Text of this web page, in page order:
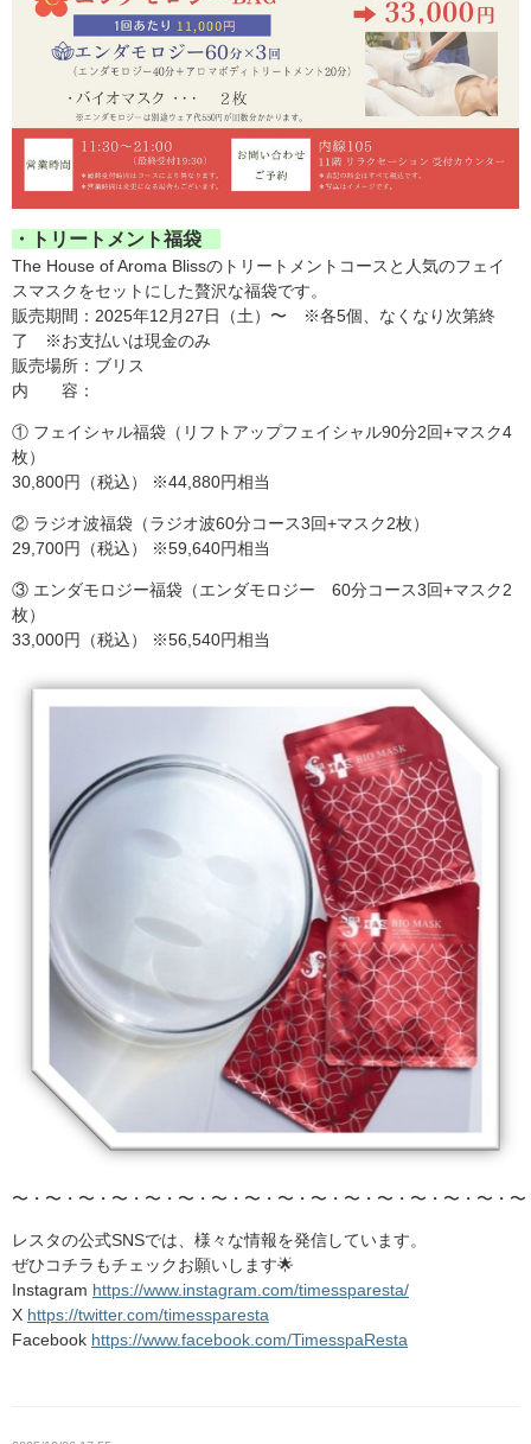
・トリートメント福袋
The House of Aroma Blissのトリートメントコースと人気のフェイ
スマスクをセットにした贅沢な福袋です。
販売期間：2025年12月27日（土）〜 ※各5個、なくなり次第終
了 ※お支払いは現金のみ
販売場所：ブリス
内 容：
① フェイシャル福袋（リフトアップフェイシャル90分2回+マスク4
枚）
30,800円（税込） ※44,880円相当
② ラジオ波福袋（ラジオ波60分コース3回+マスク2枚）
29,700円（税込） ※59,640円相当
③ エンダモロジー福袋（エンダモロジー 60分コース3回+マスク2
枚）
33,000円（税込） ※56,540円相当
〜・〜・〜・〜・〜・〜・〜・〜・〜・〜・〜・〜・〜・〜・〜・
レスタの公式SNSでは、様々な情報を発信しています。
ぜひコチラもチェックお願いします🌟
Instagram https://www.instagram.com/timessparesta/
X https://twitter.com/timessparesta
Facebook https://www.facebook.com/TimesspaResta